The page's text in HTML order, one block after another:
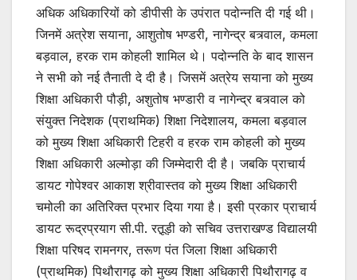
अधिक अधिकारियों को डीपीसी के उपंरात पदोन्नति दी गई थी।
जिनमें अत्रेश सयाना, आशुतोष भण्डरी, नागेन्द्र बत्र्वाल, कमला
बड़वाल, हरक राम कोहली शामिल थे। पदोन्नति के बाद शासन
ने सभी को नई तैनाती दे दी है। जिसमें अत्रेय सयाना को मुख्य
शिक्षा अधिकारी पौड़ी, अशुतोष भण्डारी व नागेन्द्र बत्र्वाल को
संयुक्त निदेशक (प्राथमिक) शिक्षा निदेशालय, कमला बड़वाल
को मुख्य शिक्षा अधिकारी टिहरी व हरक राम कोहली को मुख्य
शिक्षा अधिकारी अल्मोड़ा की जिम्मेदारी दी है। जबकि प्राचार्य
डायट गोपेश्वर आकाश श्रीवास्तव को मुख्य शिक्षा अधिकारी
चमोली का अतिरिक्त प्रभार दिया गया है। इसी प्रकार प्राचार्य
डायट रूद्रप्रयाग सी.पी. रतू़ड़ी को सचिव उत्तराखण्ड विद्यालयी
शिक्षा परिषद रामनगर, तरूण पंत जिला शिक्षा अधिकारी
(प्राथमिक) पिथौरागढ़ को मुख्य शिक्षा अधिकारी पिथौरागढ़ व